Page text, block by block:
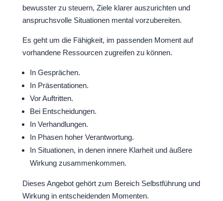
bewusster zu steuern, Ziele klarer auszurichten und
anspruchsvolle Situationen mental vorzubereiten.
Es geht um die Fähigkeit, im passenden Moment auf
vorhandene Ressourcen zugreifen zu können.
In Gesprächen.
In Präsentationen.
Vor Auftritten.
Bei Entscheidungen.
In Verhandlungen.
In Phasen hoher Verantwortung.
In Situationen, in denen innere Klarheit und äußere
Wirkung zusammenkommen.
Dieses Angebot gehört zum Bereich Selbstführung und
Wirkung in entscheidenden Momenten.